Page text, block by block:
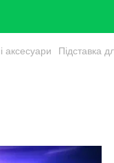
аксесуари Підставка